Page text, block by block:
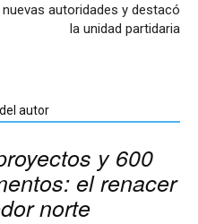
nuevas autoridades y destacó
la unidad partidaria
autor
y 600
el renacer
norte